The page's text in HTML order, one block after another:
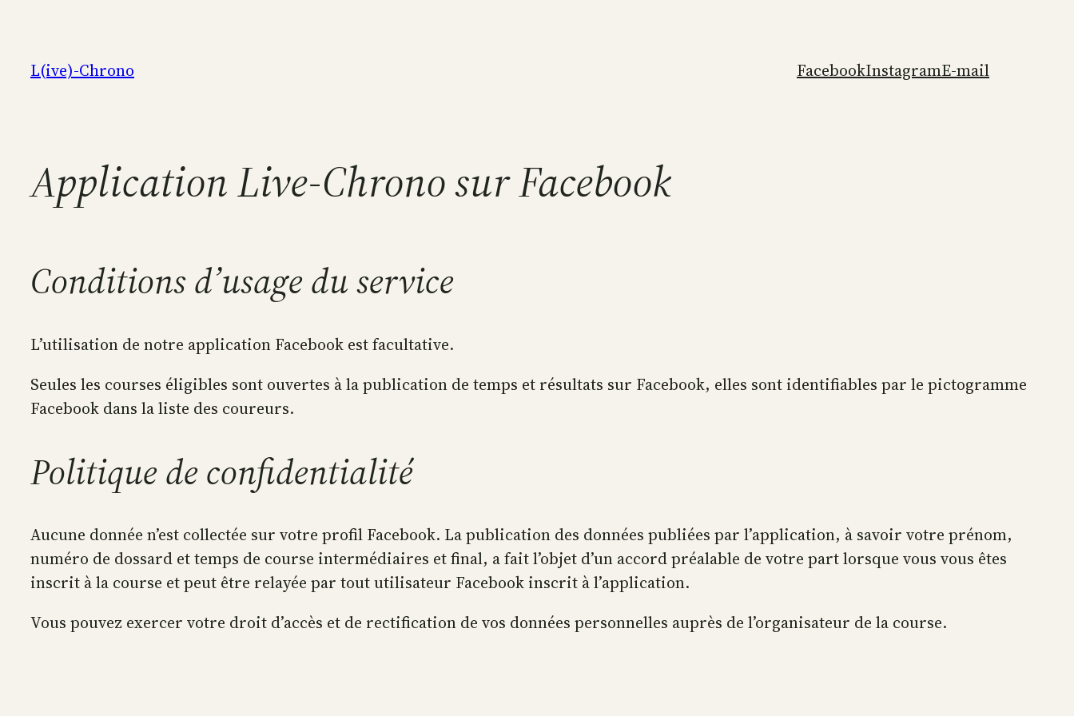
contenu
L(ive)-Chrono FacebookInstagramE-mail
Application Live-Chrono sur Facebook
Conditions d’usage du service
L’utilisation de notre application Facebook est facultative.
Seules les courses éligibles sont ouvertes à la publication de temps et résultats sur Facebook, elles sont identifiables par le pictogramme
Facebook dans la liste des coureurs.
Politique de confidentialité
Aucune donnée n’est collectée sur votre profil Facebook. La publication des données publiées par l’application, à savoir votre prénom,
numéro de dossard et temps de course intermédiaires et final, a fait l’objet d’un accord préalable de votre part lorsque vous vous êtes
inscrit à la course et peut être relayée par tout utilisateur Facebook inscrit à l’application.
Vous pouvez exercer votre droit d’accès et de rectification de vos données personnelles auprès de l’organisateur de la course.